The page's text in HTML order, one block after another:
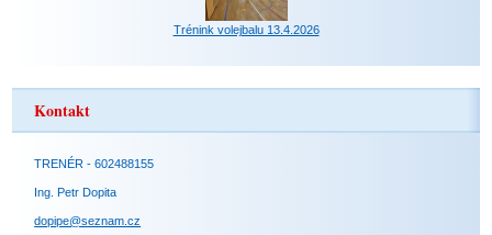
Trénink volejbalu 13.4.2026
Kontakt
TRENÉR - 602488155
Ing. Petr Dopita
dopipe@seznam.cz